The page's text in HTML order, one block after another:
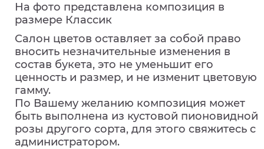
На фото представлена композиция в
размере Классик
Салон цветов оставляет за собой право
вносить незначительные изменения в
состав букета, это не уменьшит его
ценность и размер, и не изменит цветовую
гамму.
По Вашему желанию композиция может
быть выполнена из кустовой пионовидной
розы другого сорта, для этого свяжитесь с
администратором.